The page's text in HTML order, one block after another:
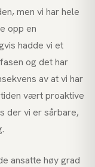
men vi har hele
opp en
hadde vi et
og det har
av at vi har
vært proaktive
der vi er sårbare,
ansatte høy grad